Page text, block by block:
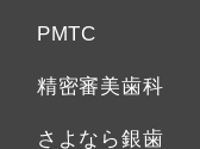
PMTC
精密審美歯科
さよなら銀歯